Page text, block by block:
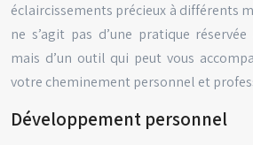
éclaircissements précieux à différents
ne s’agit pas d’une pratique
mais d’un outil qui peut vous
votre cheminement personnel et
Développement personnel